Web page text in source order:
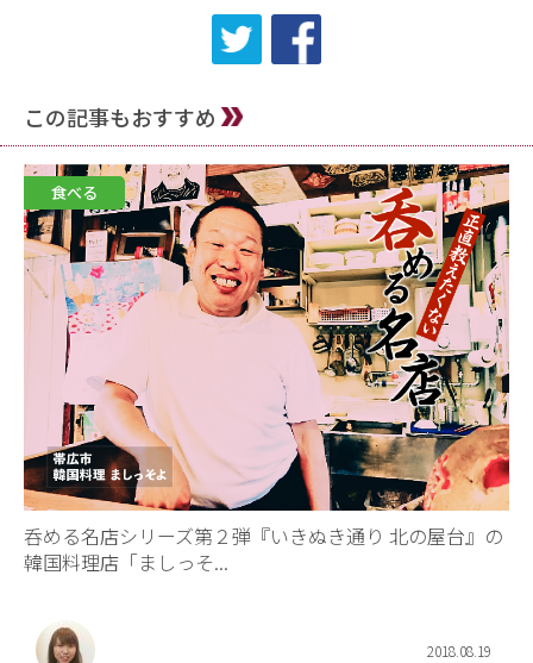
この記事もおすすめ
食べる
呑める名店シリーズ第２弾『いきぬき通り 北の屋台』の
韓国料理店「ましっそ...
2018.08.19